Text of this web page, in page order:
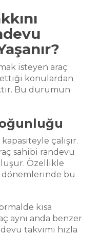
isteyen araç
konulardan
Bu durumun
çalışır.
sahibi randevu
Özellikle
dönemlerinde bu
kısa
aynı anda benzer
takvimi hızla